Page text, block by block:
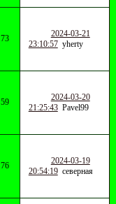
73
2024-03-21
23:10:57 yherty
59
2024-03-20
21:25:43 Pavel99
76
2024-03-19
20:54:19 северная